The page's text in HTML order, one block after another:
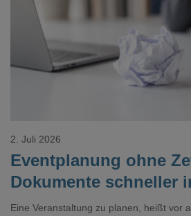
Loading...
Eventplanung ohne
Dokumente schneller
2. Juli 2026
Eine Veranstaltung zu planen, heißt vor